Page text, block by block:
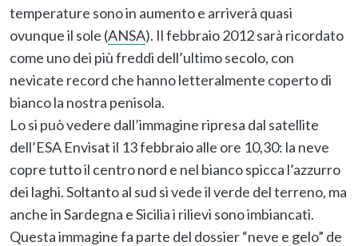
temperature sono in aumento e arriverà quasi
ovunque il sole (ANSA). Il febbraio 2012 sarà ricordato
come uno dei più freddi dell’ultimo secolo, con
nevicate record che hanno letteralmente coperto di
bianco la nostra penisola.
Lo si può vedere dall’immagine ripresa dal satellite
dell’ESA Envisat il 13 febbraio alle ore 10,30: la neve
copre tutto il centro nord e nel bianco spicca l’azzurro
dei laghi. Soltanto al sud si vede il verde del terreno, ma
anche in Sardegna e Sicilia i rilievi sono imbiancati.
Questa immagine fa parte del dossier “neve e gelo” de